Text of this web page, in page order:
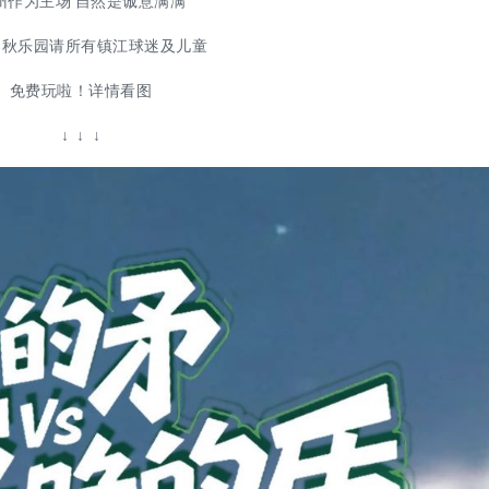
乐园请所有镇江球迷及儿童
免费玩啦！详情看图
↓ ↓ ↓